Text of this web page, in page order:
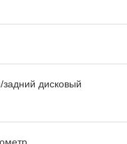
дисковый